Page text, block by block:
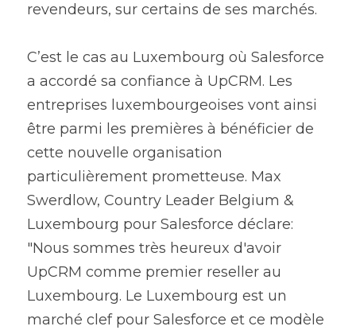
revendeurs, sur certains de ses marchés.
C’est le cas au Luxembourg où Salesforce
a accordé sa confiance à UpCRM. Les
entreprises luxembourgeoises vont ainsi
être parmi les premières à bénéficier de
cette nouvelle organisation
particulièrement prometteuse. Max
Swerdlow, Country Leader Belgium &
Luxembourg pour Salesforce déclare:
"Nous sommes très heureux d'avoir
UpCRM comme premier reseller au
Luxembourg. Le Luxembourg est un
marché clef pour Salesforce et ce modèle